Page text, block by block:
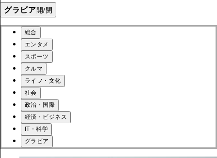
グラビア開/閉
総合
エンタメ
スポーツ
クルマ
ライフ・文化
社会
政治・国際
経済・ビジネス
IT・科学
グラビア